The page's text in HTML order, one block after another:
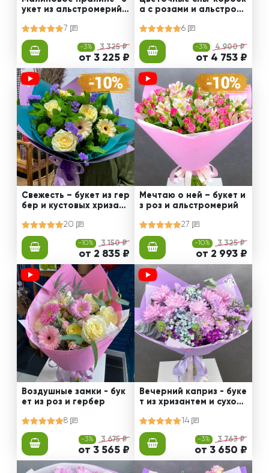
укет из альстромерий,
7
-3% 3 325 ₽
от 3 225 ₽
а с розами и альстром
6
-3% 4 900 ₽
от 4 753 ₽
Свежесть – букет из гер
бер и кустовых хризант
20
-10% 3 150 ₽
от 2 835 ₽
Мечтаю о ней – букет и
з роз и альстромерий
27
-10% 3 325 ₽
от 2 993 ₽
Воздушные замки - бук
ет из роз и гербер
8
-3% 3 675 ₽
от 3 565 ₽
Вечерний каприз - буке
т из хризантем и сухоцв
14
-3% 3 763 ₽
от 3 650 ₽